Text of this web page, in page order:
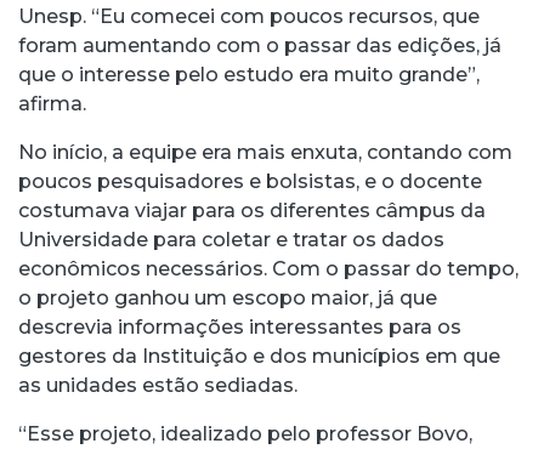
Unesp. “Eu comecei com poucos recursos, que
foram aumentando com o passar das edições, já
que o interesse pelo estudo era muito grande”,
afirma.
No início, a equipe era mais enxuta, contando com
poucos pesquisadores e bolsistas, e o docente
costumava viajar para os diferentes câmpus da
Universidade para coletar e tratar os dados
econômicos necessários. Com o passar do tempo,
o projeto ganhou um escopo maior, já que
descrevia informações interessantes para os
gestores da Instituição e dos municípios em que
as unidades estão sediadas.
“Esse projeto, idealizado pelo professor Bovo,